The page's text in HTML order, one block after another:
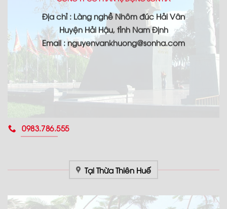
Địa chỉ : Làng nghề Nhôm đúc Hải Vân
Huyện Hải Hậu, tỉnh Nam Định
Email : nguyenvankhuong@sonha.com
0983.786.555
Tại Thừa Thiên Huế